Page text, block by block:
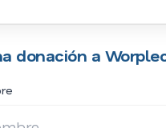
donación a